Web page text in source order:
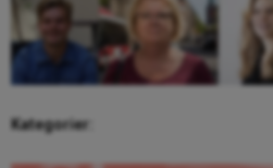
Kategorier: